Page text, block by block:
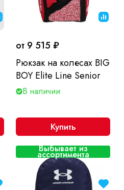
от 9 515 ₽
Рюкзак на колесах BIG
BOY Elite Line Senior
В наличии
Купить
Выбывает из
ассортимента